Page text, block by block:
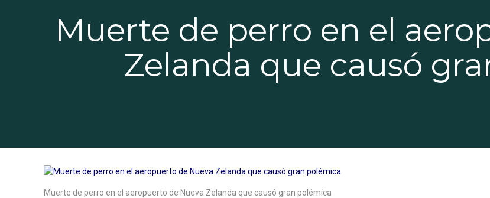
Muerte de perro en el
Zelanda que causó
Muerte de perro en el aeropuerto de Nueva Zelanda que causó gran polémica